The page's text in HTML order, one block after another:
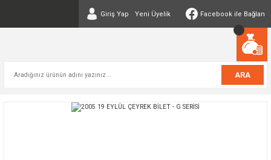
Giriş Yap Yeni Üyelik Facebook ile Bağlan
ARA